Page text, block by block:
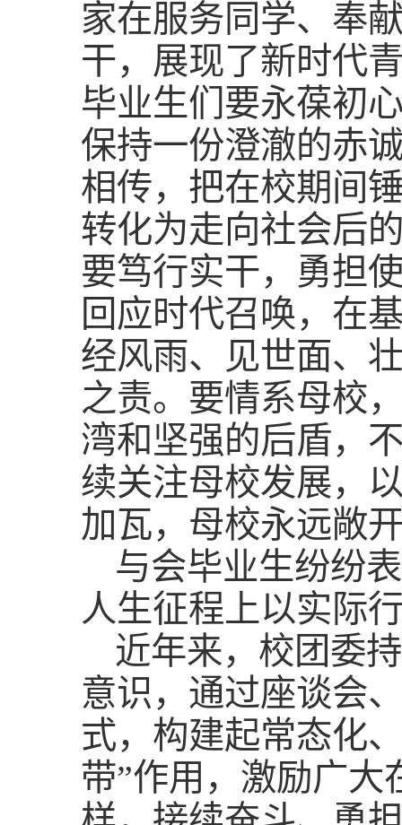
家在服务同学、奉
干，展现了新时代
毕业生们要永葆初
保持一份澄澈的赤
相传，把在校期间
转化为走向社会后
要笃行实干，勇担
回应时代召唤，在
经风雨、见世面、
之责。要情系母校
湾和坚强的后盾，
续关注母校发展，
加瓦，母校永远敞
与会毕业生纷纷
人生征程上以实际
近年来，校团委
意识，通过座谈会
式，构建起常态化
带”作用，激励广